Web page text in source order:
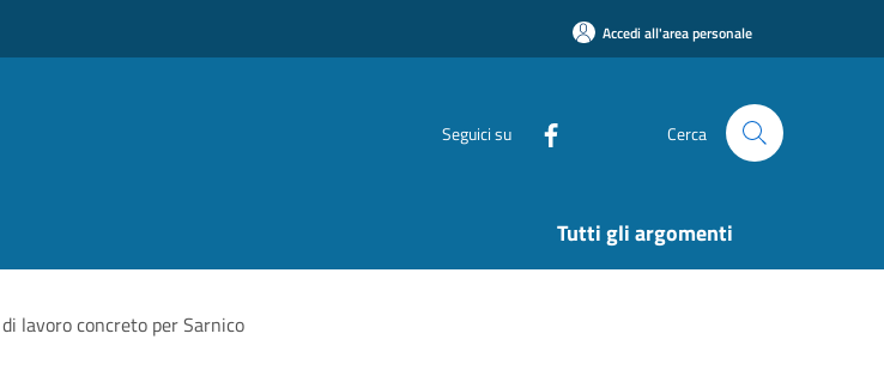
Accedi all'area personale
Seguici su Cerca
Tutti gli argomenti
lavoro concreto per Sarnico